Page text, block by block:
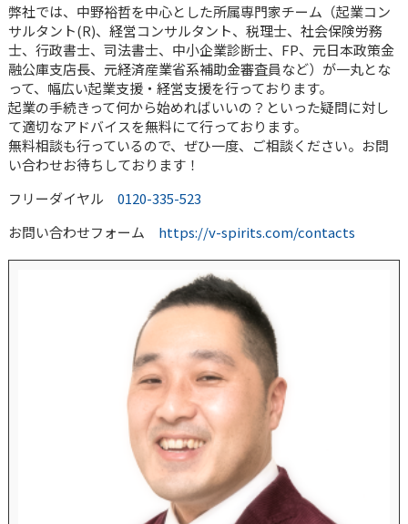
弊社では、中野裕哲を中心とした所属専門家チーム（起業コン
サルタント(R)、経営コンサルタント、税理士、社会保険労務
士、行政書士、司法書士、中小企業診断士、FP、元日本政策金
融公庫支店長、元経済産業省系補助金審査員など）が一丸とな
って、幅広い起業支援・経営支援を行っております。
起業の手続きって何から始めればいいの？といった疑問に対し
て適切なアドバイスを無料にて行っております。
無料相談も行っているので、ぜひ一度、ご相談ください。お問
い合わせお待ちしております！
フリーダイヤル 0120-335-523
お問い合わせフォーム https://v-spirits.com/contacts